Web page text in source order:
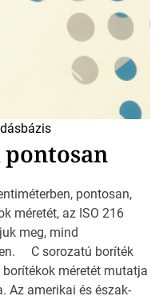
pontosan,
méretét, az ISO 216
meg, mind
C sorozatú boríték
méretét mutatja
Az amerikai és észak-